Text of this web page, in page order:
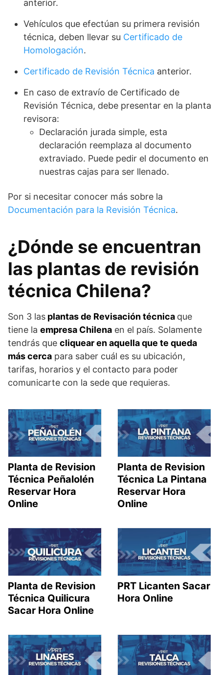
anterior.
Vehículos que efectúan su primera revisión
técnica, deben llevar su Certificado de
Homologación.
Certificado de Revisión Técnica anterior.
En caso de extravío de Certificado de
Revisión Técnica, debe presentar en la planta
revisora:
Declaración jurada simple, esta
declaración reemplaza al documento
extraviado. Puede pedir el documento en
nuestras cajas para ser llenado.
Por si necesitar conocer más sobre la
Documentación para la Revisión Técnica.
¿Dónde se encuentran
las plantas de revisión
técnica Chilena?
Son 3 las plantas de Revisación técnica que
tiene la empresa Chilena en el país. Solamente
tendrás que cliquear en aquella que te queda
más cerca para saber cuál es su ubicación,
tarifas, horarios y el contacto para poder
comunicarte con la sede que requieras.
Planta de Revision
Técnica Peñalolén
Reservar Hora
Online
Planta de Revision
Técnica La Pintana
Reservar Hora
Online
Planta de Revision
Técnica Quilicura
Sacar Hora Online
PRT Licanten Sacar
Hora Online